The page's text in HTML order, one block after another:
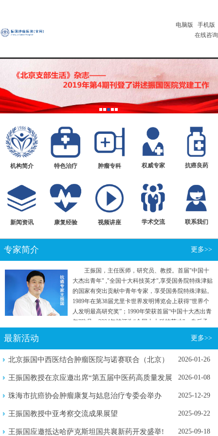
电脑版
手机版
在线咨询
机构简介 特色治疗 肿瘤专科 权威专家 抗癌良药
新闻资讯 康复经验 视频讲座 学术交流 联系我们
专家简介 更多>>
王振国，主任医师，研究员、教授。首届"中国十
大杰出青年" ,"全国十大科技英才",享受国务院特殊津贴
的国家有突出贡献中青年专家，享受国务院特殊津贴。
1989年在第38届尤里卡世界发明博览会上获得“世界个
人发明最高研究奖”；1990年荣获首届“中国十大杰出青
年”称号；2004年被评为“全国十大科技英才”。先后承
项目。曾参加国家行政学院两院院士和专家理论研究
最新活动 更多>>
北京振国中西医结合肿瘤医院与诺赛联合（北京）
2026-01-26
王振国教授在京应邀出席“第五届中医药高质量发展
2026-01-08
珠海市抗癌协会肿瘤康复与姑息治疗专委会举办
2025-12-29
王振国教授中亚考察交流成果展望 2025-09-22
王振国应邀抵达哈萨克斯坦国共襄新药开发盛举! 2025-09-18